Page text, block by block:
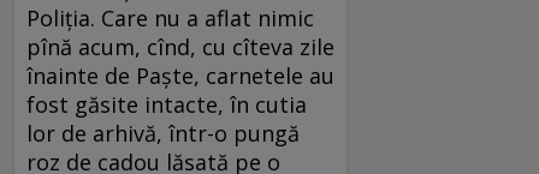
Poliția. Care nu a aflat nimic
pînă acum, cînd, cu cîteva zile
înainte de Paște, carnetele au
fost găsite intacte, în cutia
lor de arhivă, într-o pungă
roz de cadou lăsată pe o